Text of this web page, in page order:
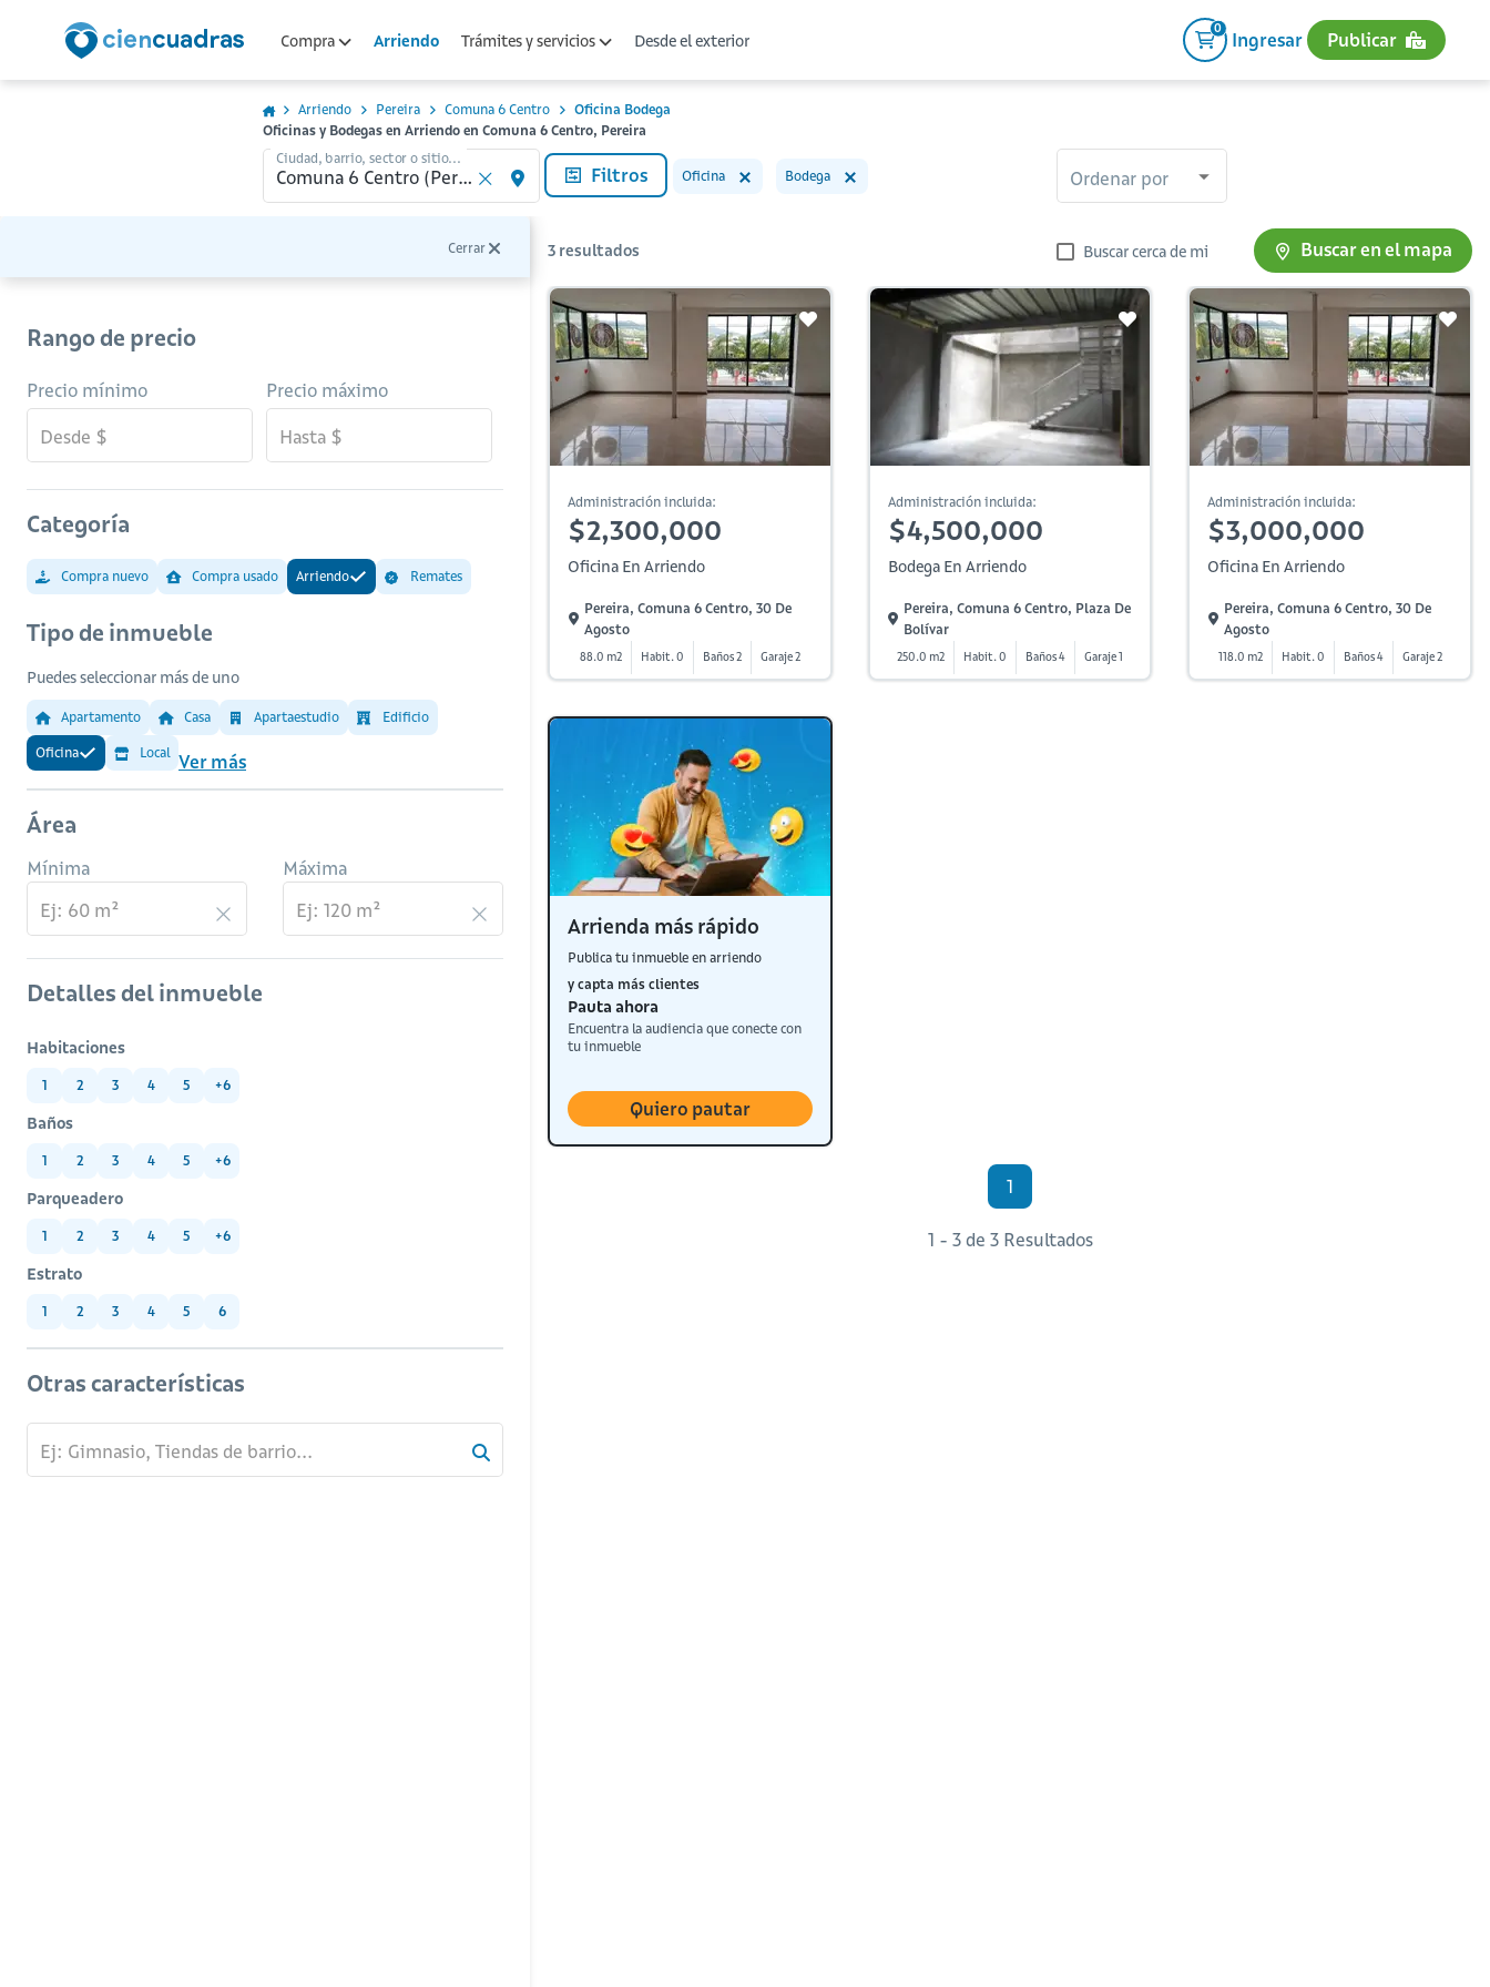
Compra Arriendo Trámites y servicios Desde el exterior
0
Ingresar Publicar
Arriendo Pereira Comuna 6 Centro
Oficina Bodega
Oficinas y Bodegas en Arriendo en Comuna 6 Centro, Pereira
Ciudad, barrio, sector o sitio...
Filtros Oficina Bodega Ordenar por
Cerrar
Rango de precio
Precio mínimo Precio máximo
Categoría
Compra nuevo Compra usado Arriendo Remates
Tipo de inmueble
Puedes seleccionar más de uno
Apartamento Casa Apartaestudio Edificio
Oficina Local Ver más
Área
Mínima Máxima
Detalles del inmueble
Habitaciones
1 2 3 4 5 +6
Baños
1 2 3 4 5 +6
Parqueadero
1 2 3 4 5 +6
Estrato
1 2 3 4 5 6
Otras características
3 resultados Buscar cerca de mi Buscar en el mapa
Administración incluida:
$2,300,000
Oficina En Arriendo
Pereira, Comuna 6 Centro, 30 De
Agosto
88.0 m2 Habit. 0 Baños 2 Garaje 2
Administración incluida:
$4,500,000
Bodega En Arriendo
Pereira, Comuna 6 Centro, Plaza De
Bolívar
250.0 m2 Habit. 0 Baños 4 Garaje 1
Administración incluida:
$3,000,000
Oficina En Arriendo
Pereira, Comuna 6 Centro, 30 De
Agosto
118.0 m2 Habit. 0 Baños 4 Garaje 2
Arrienda más rápido
Publica tu inmueble en arriendo
y capta más clientes
Pauta ahora
Encuentra la audiencia que conecte con
tu inmueble
Quiero pautar
1
1 - 3 de 3 Resultados